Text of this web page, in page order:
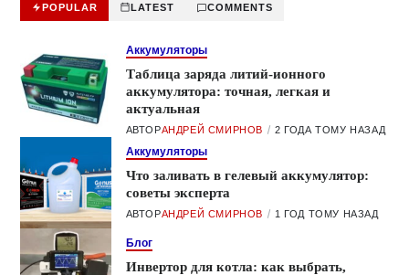
POPULAR LATEST COMMENTS
Аккумуляторы
Таблица заряда литий-ионного
аккумулятора: точная, легкая и
актуальная
АВТОРАНДРЕЙ СМИРНОВ 2 ГОДА ТОМУ НАЗАД
Аккумуляторы
Что заливать в гелевый аккумулятор:
советы эксперта
АВТОРАНДРЕЙ СМИРНОВ 1 ГОД ТОМУ НАЗАД
Блог
Инвертор для котла: как выбрать,